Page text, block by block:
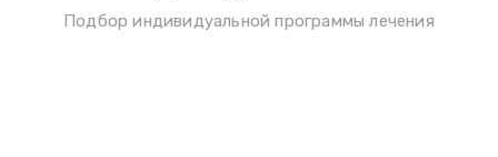
Подбор индивидуальной программы лечения